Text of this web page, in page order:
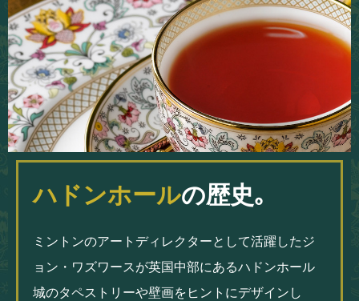
ハドンホールの歴史｡
ミントンのアートディレクターとして活躍したジ
ョン・ワズワースが英国中部にあるハドンホール
城のタペストリーや壁画をヒントにデザインし